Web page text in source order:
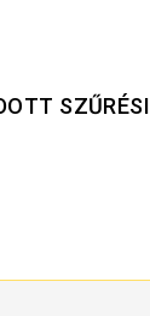
SZŰRÉSI